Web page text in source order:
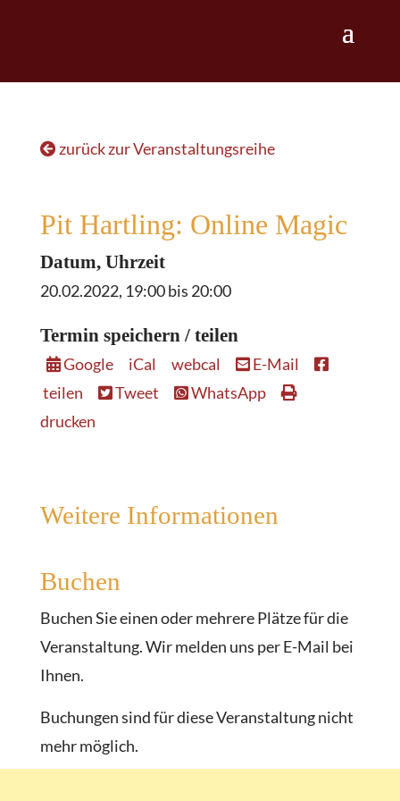
zurück zur Veranstaltungsreihe
Pit Hartling: Online Magic
Datum, Uhrzeit
20.02.2022, 19:00 bis 20:00
Termin speichern / teilen
Google iCal webcal
E-Mail
teilen
Tweet
WhatsApp
drucken
Weitere Informationen
Buchen
Buchen Sie einen oder mehrere Plätze für die
Veranstaltung. Wir melden uns per E-Mail bei
Ihnen.
Buchungen sind für diese Veranstaltung nicht
mehr möglich.